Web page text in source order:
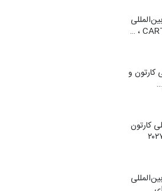
کارتون و
کارتون